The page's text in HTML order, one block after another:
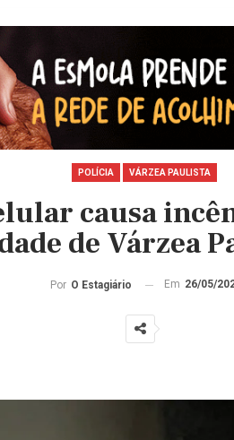
POLÍCIA VÁRZEA PAULISTA
causa
de Várzea
Por O Estagiário Em 26/05/